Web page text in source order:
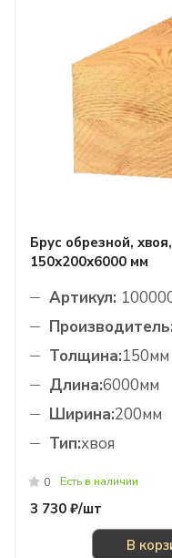
Брус обрезной,
150х200х6000 мм
Артикул:
Толщина:150мм
Длина:6000мм
Ширина:200мм
Тип:хвоя
0 Есть в наличии
3 730 ₽/шт
В